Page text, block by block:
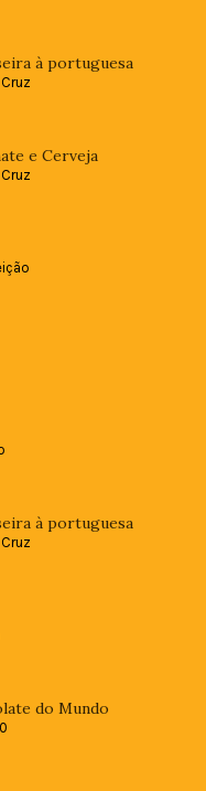
à portuguesa
e Cerveja
à portuguesa
do Mundo